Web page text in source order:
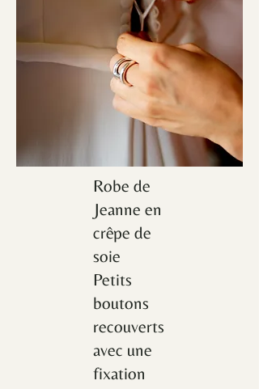
Robe de
Jeanne en
crêpe de
soie
Petits
boutons
recouverts
avec une
fixation